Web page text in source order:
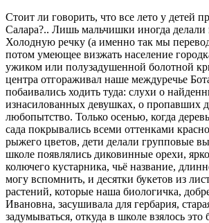
Стоит ли говорить, что все лето у детей
Салара?.. Лишь мальчишки иногда делали
Холодную речку (а именно так мы
потом умеющее визжать население
ужиком или полузадушенной болотной
центра отгораживал наше междуречье
побаивались ходить туда: слухи о
изнасилованных девушках, о пропавших
любопытство. Только осенью, когда
сада покрывались всеми оттенками
рыжего цветов, дети делали групповые
школе появлялись диковинные орехи,
колючего кустарника, чьё название,
могу вспомнить, и десятки букетов из
растений, которые наша биологичка,
Ивановна, засушивала для гербария,
задумываться, откуда в школе взялось это